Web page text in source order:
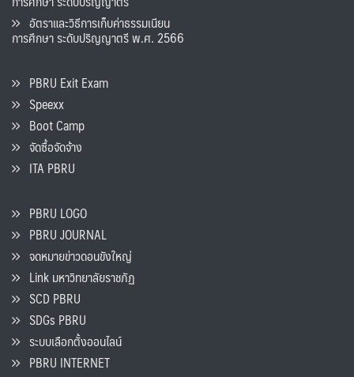
อัตราและวิธีการเก็บค่าธรรมเนียน
การศึกษา ระดับปริญญาตรี พ.ศ. 2566
PBRU Exit Exam
Speexx
Boot Camp
จัดซื้อจัดจ้าง
ITA PBRU
PBRU LOGO
PBRU JOURNAL
จดหมายข่าวดอนขังใหญ่
Link มหาวิทยาลัยราชภัฏ
SCD PBRU
SDGs PBRU
ระบบเลือกตั้งออนไลน์
PBRU INTERNET